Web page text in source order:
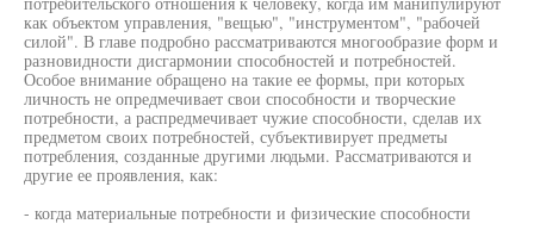
как объектом управления, "вещью", "инструментом", "рабочей
силой". В главе подробно рассматриваются многообразие форм и
разновидности дисгармонии способностей и потребностей.
Особое внимание обращено на такие ее формы, при которых
личность не опредмечивает свои способности и творческие
потребности, а распредмечивает чужие способности, сделав их
предметом своих потребностей, субъективирует предметы
потребления, созданные другими людьми. Рассматриваются и
другие ее проявления, как:
- когда материальные потребности и физические способности